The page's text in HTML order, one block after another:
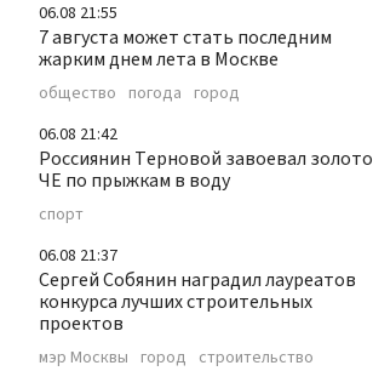
06.08 21:55
7 августа может стать последним
жарким днем лета в Москве
общество погода город
06.08 21:42
Россиянин Терновой завоевал золото
ЧЕ по прыжкам в воду
спорт
06.08 21:37
Сергей Собянин наградил лауреатов
конкурса лучших строительных
проектов
мэр Москвы город строительство